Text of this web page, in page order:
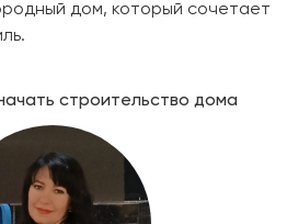
дом, который сочетает
строительство дома